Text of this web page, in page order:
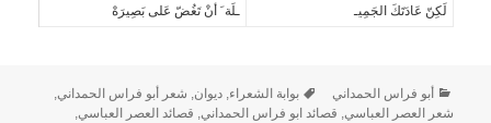
لَكِنّ عَادَتَكَ الجَمِيـ
ـلَة َ أنْ تَغُضّ عَلى بَصِيرَهْ
أبو فراس الحمداني بوابة الشعراء,ديوان, شعر أبو فراس الحمداني,
شعر العصر العباسي, قصائد ابو فراس الحمداني, قصائد العصر العباسي,